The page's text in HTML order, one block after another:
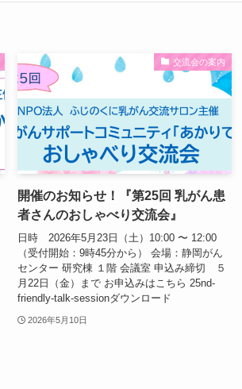
交流会の案内
開催のお知らせ！『第25回 乳がん患
者さんのおしゃべり交流会』
日時 2026年5月23日（土）10:00 〜 12:00
（受付開始：9時45分から） 会場：静岡がん
センター 研究棟 １階 会議室 申込み締切 ５
月22日（金）まで お申込みはこちら 25nd-
friendly-talk-sessionダウンロード
2026年5月10日